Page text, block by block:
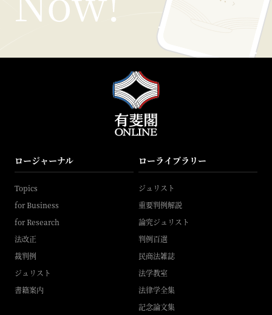
ロージャーナル
Topics
for Business
for Research
法改正
裁判例
ジュリスト
書籍案内
ローライブラリー
ジュリスト
重要判例解説
論究ジュリスト
判例百選
民商法雑誌
法学教室
法律学全集
記念論文集